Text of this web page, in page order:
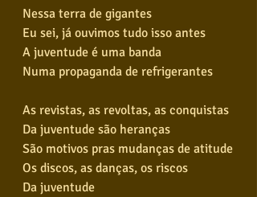
Nessa terra de gigantes
Eu sei, já ouvimos tudo isso antes
A juventude é uma banda
Numa propaganda de refrigerantes
As revistas, as revoltas, as conquistas
Da juventude são heranças
São motivos pras mudanças de atitude
Os discos, as danças, os riscos
Da juventude